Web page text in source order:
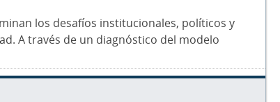
los desafíos institucionales, políticos y
A través de un diagnóstico del modelo